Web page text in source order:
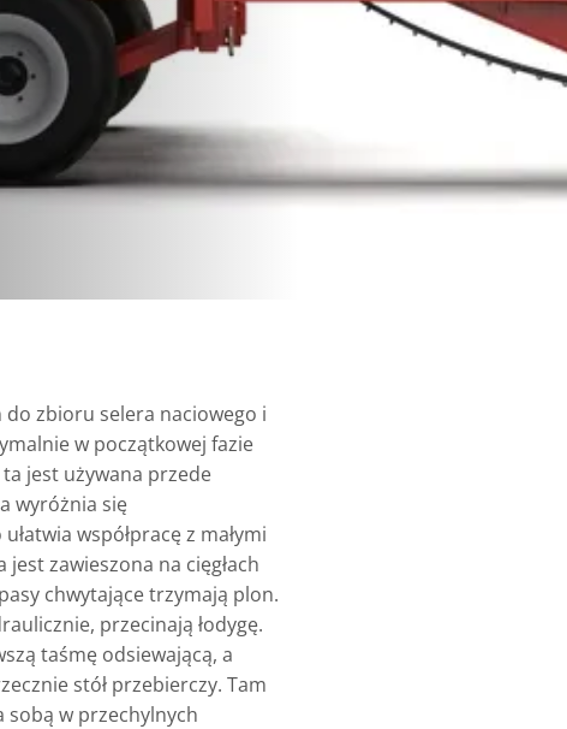
do zbioru selera naciowego i
w początkowej fazie
jest używana przede
wyróżnia się
współpracę z małymi
zawieszona na cięgłach
chwytające trzymają plon.
przecinają łodygę.
taśmę odsiewającą, a
stół przebierczy. Tam
sobą w przechylnych